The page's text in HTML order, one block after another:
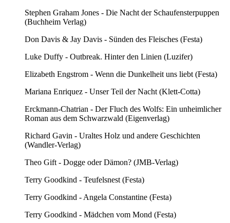
Stephen Graham Jones - Die Nacht der Schaufensterpuppen
(Buchheim Verlag)
Don Davis & Jay Davis - Sünden des Fleisches (Festa)
Luke Duffy - Outbreak. Hinter den Linien (Luzifer)
Elizabeth Engstrom - Wenn die Dunkelheit uns liebt (Festa)
Mariana Enriquez - Unser Teil der Nacht (Klett-Cotta)
Erckmann-Chatrian - Der Fluch des Wolfs: Ein unheimlicher
Roman aus dem Schwarzwald (Eigenverlag)
Richard Gavin - Uraltes Holz und andere Geschichten
(Wandler-Verlag)
Theo Gift - Dogge oder Dämon? (JMB-Verlag)
Terry Goodkind - Teufelsnest (Festa)
Terry Goodkind - Angela Constantine (Festa)
Terry Goodkind - Mädchen vom Mond (Festa)